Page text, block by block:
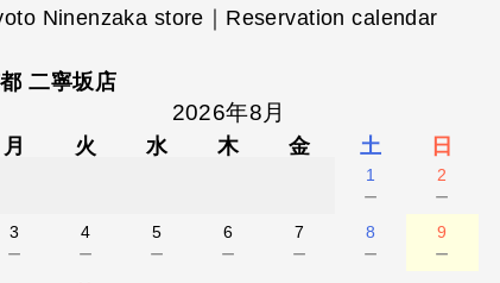
Ninenzaka store｜Reservation calendar
二寧坂店
2026年8月
月 火 水 木 金 土 日
1
－
2
－
3
－
4
－
5
－
6
－
7
－
8
－
9
－